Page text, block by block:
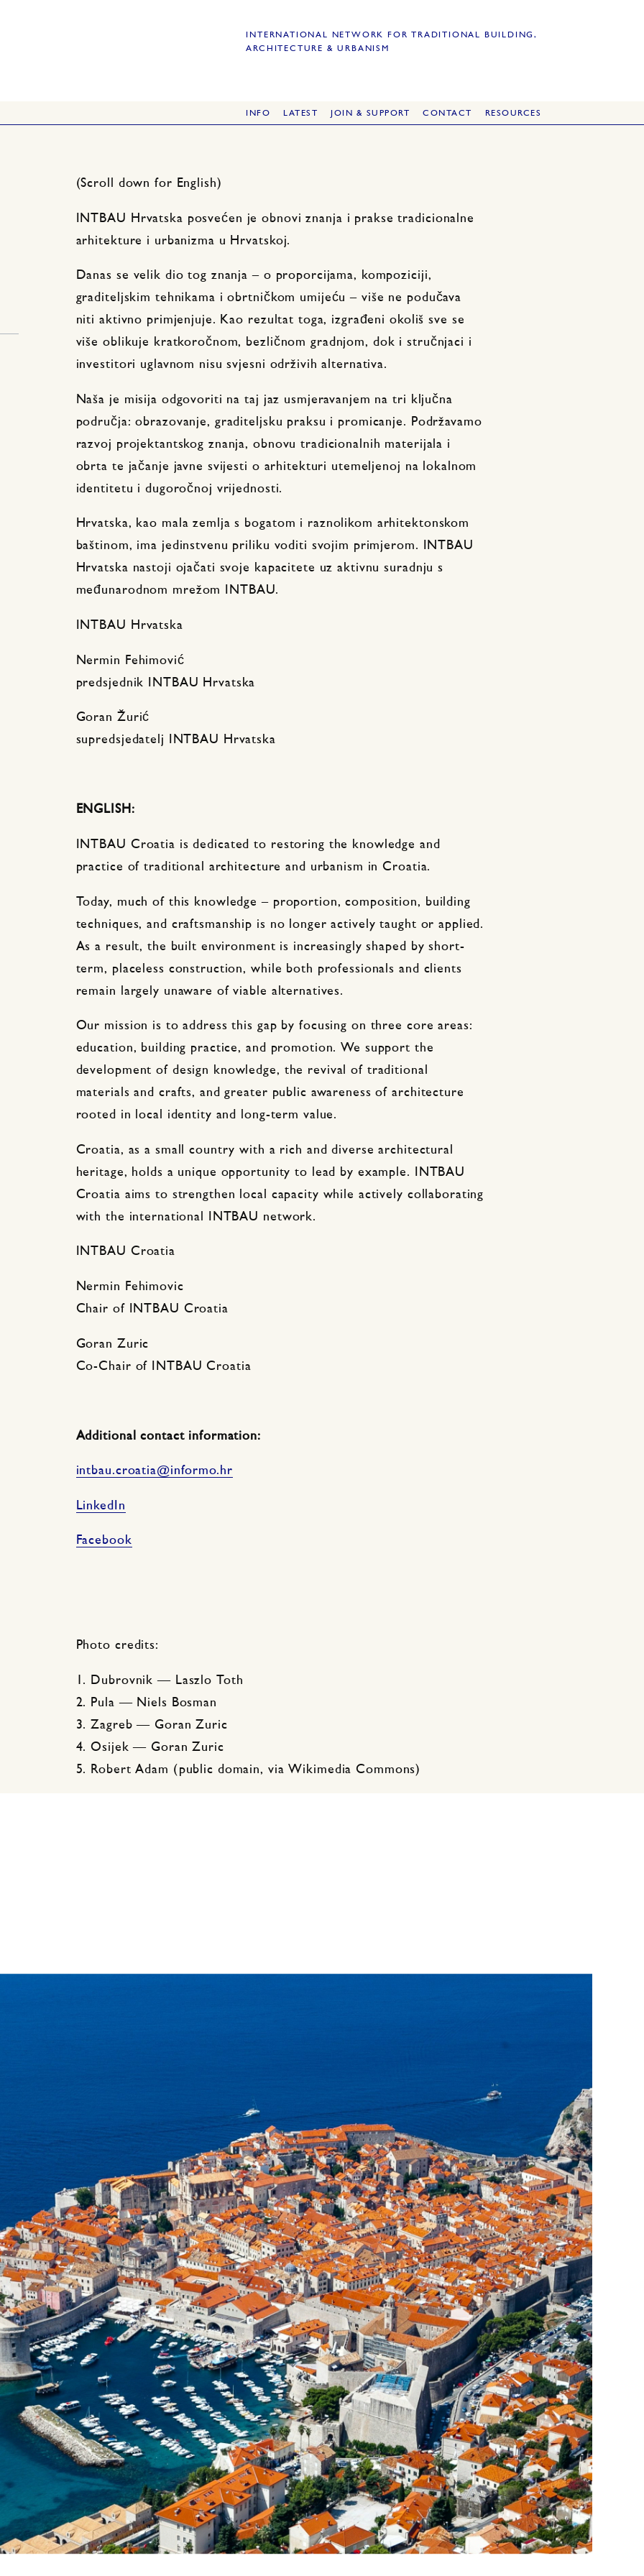
INTERNATIONAL NETWORK FOR TRADITIONAL BUILDING,
ARCHITECTURE & URBANISM
INFO LATEST JOIN & SUPPORT CONTACT RESOURCES
(Scroll down for English)
INTBAU Hrvatska posvećen je obnovi znanja i prakse tradicionalne
arhitekture i urbanizma u Hrvatskoj.
Danas se velik dio tog znanja – o proporcijama, kompoziciji,
graditeljskim tehnikama i obrtničkom umijeću – više ne podučava
niti aktivno primjenjuje. Kao rezultat toga, izgrađeni okoliš sve se
više oblikuje kratkoročnom, bezličnom gradnjom, dok i stručnjaci i
investitori uglavnom nisu svjesni održivih alternativa.
Naša je misija odgovoriti na taj jaz usmjeravanjem na tri ključna
područja: obrazovanje, graditeljsku praksu i promicanje. Podržavamo
razvoj projektantskog znanja, obnovu tradicionalnih materijala i
obrta te jačanje javne svijesti o arhitekturi utemeljenoj na lokalnom
identitetu i dugoročnoj vrijednosti.
Hrvatska, kao mala zemlja s bogatom i raznolikom arhitektonskom
baštinom, ima jedinstvenu priliku voditi svojim primjerom. INTBAU
Hrvatska nastoji ojačati svoje kapacitete uz aktivnu suradnju s
međunarodnom mrežom INTBAU.
INTBAU Hrvatska
Nermin Fehimović
predsjednik INTBAU Hrvatska
Goran Žurić
supredsjedatelj INTBAU Hrvatska
ENGLISH:
INTBAU Croatia is dedicated to restoring the knowledge and
practice of traditional architecture and urbanism in Croatia.
Today, much of this knowledge – proportion, composition, building
techniques, and craftsmanship is no longer actively taught or applied.
As a result, the built environment is increasingly shaped by short-
term, placeless construction, while both professionals and clients
remain largely unaware of viable alternatives.
Our mission is to address this gap by focusing on three core areas:
education, building practice, and promotion. We support the
development of design knowledge, the revival of traditional
materials and crafts, and greater public awareness of architecture
rooted in local identity and long-term value.
Croatia, as a small country with a rich and diverse architectural
heritage, holds a unique opportunity to lead by example. INTBAU
Croatia aims to strengthen local capacity while actively collaborating
with the international INTBAU network.
INTBAU Croatia
Nermin Fehimovic
Chair of INTBAU Croatia
Goran Zuric
Co-Chair of INTBAU Croatia
Additional contact information:
intbau.croatia@informo.hr
LinkedIn
Facebook
Photo credits:
1. Dubrovnik — Laszlo Toth
2. Pula — Niels Bosman
3. Zagreb — Goran Zuric
4. Osijek — Goran Zuric
5. Robert Adam (public domain, via Wikimedia Commons)